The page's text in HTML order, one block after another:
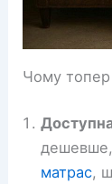
Чому
матрас,